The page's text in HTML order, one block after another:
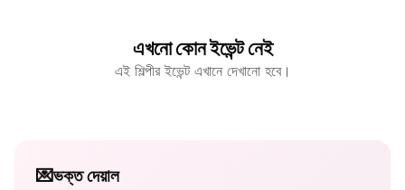
এখনো কোন ইভেন্ট নেই
এই শিল্পীর ইভেন্ট এখানে দেখানো হবে।
💌ভক্ত দেয়াল